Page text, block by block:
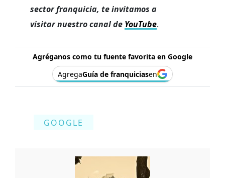
sector franquicia, te invitamos a
visitar nuestro canal de YouTube.
Agréganos como tu fuente favorita en Google
AgregaGuía de franquiciasen
GOOGLE